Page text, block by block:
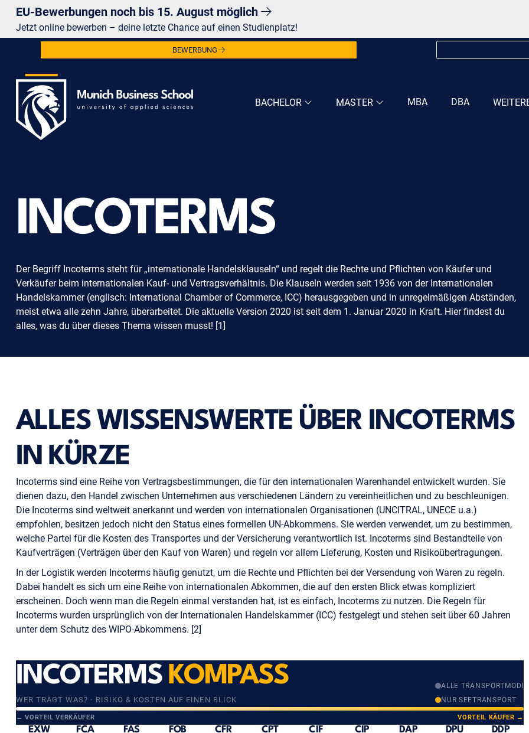
EU-Bewerbungen noch bis 15. August möglich
Jetzt online bewerben – deine letzte Chance auf einen Studienplatz!
BACHELOR MASTER MBA DBA
BEWERBUNG
INCOTERMS
Der Begriff Incoterms steht für „internationale Handelsklauseln“ und regelt die Rechte und Pflichten von Käufer und
Verkäufer beim internationalen Kauf- und Vertragsverhältnis. Die Klauseln werden seit 1936 von der Internationalen
Handelskammer (englisch: International Chamber of Commerce, ICC) herausgegeben und in unregelmäßigen Abständen,
meist etwa alle zehn Jahre, überarbeitet. Die aktuelle Version 2020 ist seit dem 1. Januar 2020 in Kraft. Hier findest du
alles, was du über dieses Thema wissen musst! [1]
ALLES WISSENSWERTE ÜBER INCOTERMS
IN KÜRZE
Incoterms sind eine Reihe von Vertragsbestimmungen, die für den internationalen Warenhandel entwickelt wurden. Sie
dienen dazu, den Handel zwischen Unternehmen aus verschiedenen Ländern zu vereinheitlichen und zu beschleunigen.
Die Incoterms sind weltweit anerkannt und werden von internationalen Organisationen (UNCITRAL, UNECE u.a.)
empfohlen, besitzen jedoch nicht den Status eines formellen UN-Abkommens. Sie werden verwendet, um zu bestimmen,
welche Partei für die Kosten des Transportes und der Versicherung verantwortlich ist. Incoterms sind Bestandteile von
Kaufverträgen (Verträgen über den Kauf von Waren) und regeln vor allem Lieferung, Kosten und Risikoübertragungen.
In der Logistik werden Incoterms häufig genutzt, um die Rechte und Pflichten bei der Versendung von Waren zu regeln.
Dabei handelt es sich um eine Reihe von internationalen Abkommen, die auf den ersten Blick etwas kompliziert
erscheinen. Doch wenn man die Regeln einmal verstanden hat, ist es einfach, Incoterms zu nutzen. Die Regeln für
Incoterms wurden ursprünglich von der Internationalen Handelskammer (ICC) festgelegt und stehen seit über 60 Jahren
unter dem Schutz des WIPO-Abkommens. [2]
INCOTERMS KOMPASS
WER TRÄGT WAS? · RISIKO & KOSTEN AUF EINEN BLICK
ALLE TRANSPORTMODI
NUR SEETRANSPORT
← VORTEIL VERKÄUFER VORTEIL KÄUFER →
EXW FCA FAS FOB CFR CPT CIF CIP DAP DPU DDP